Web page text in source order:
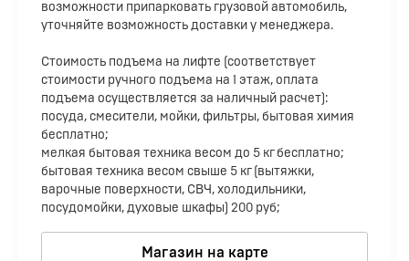
возможности припарковать грузовой автомобиль,
уточняйте возможность доставки у менеджера.
Стоимость подъема на лифте (соответствует
стоимости ручного подъема на 1 этаж, оплата
подъема осуществляется за наличный расчет):
посуда, смесители, мойки, фильтры, бытовая химия
бесплатно;
мелкая бытовая техника весом до 5 кг бесплатно;
бытовая техника весом свыше 5 кг (вытяжки,
варочные поверхности, СВЧ, холодильники,
посудомойки, духовые шкафы) 200 руб;
Магазин на карте